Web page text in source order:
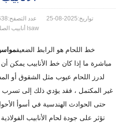
تواريخ:2025-08-25 عدد التصفح:638
الصلب erw ، أنابيب الصلب ssaw ، أنابيب الصلب lsaw
خط اللحام هو الرابط الضعيف
مباشرة ما إذا كان خط الأنابيب يمكن
لدرز اللحام عيوب مثل الشقوق أو
غير المكتمل ، فقد يؤدي ذلك إلى تسرب
حتى الحوادث الهندسية في أسوأ
تؤثر على جودة لحام الأنابيب